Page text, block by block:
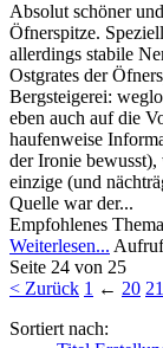
Absolut schöner
Öfnerspitze.
allerdings stabile
Ostgrates der
Bergsteigerei:
eben auch auf die
haufenweise
der Ironie
einzige (und
Quelle war der...
Empfohlenes Thema
Weiterlesen...
Seite 24 von 25
< Zurück 1 ← 20 21
Sortiert nach: